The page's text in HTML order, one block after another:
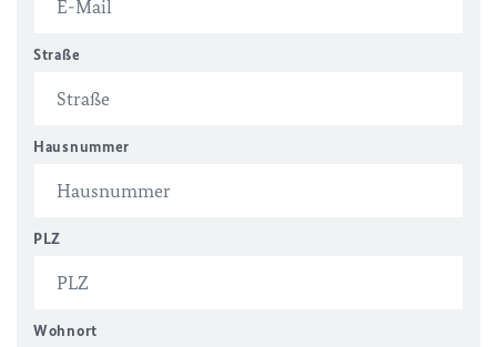
Straße
Hausnummer
PLZ
Wohnort